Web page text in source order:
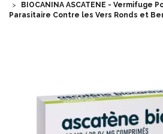
BIOCANINA ASCATENE - Vermifuge
Parasitaire Contre les Vers Ronds et